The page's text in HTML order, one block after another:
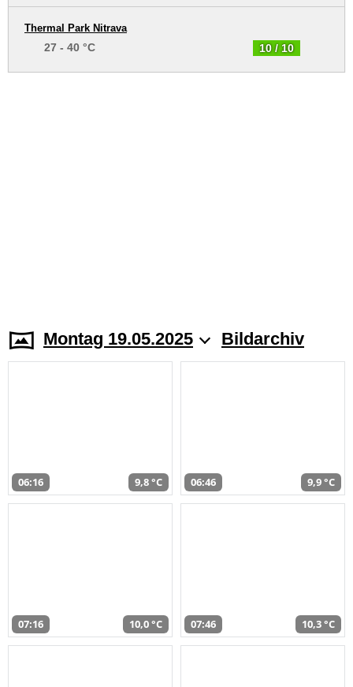
10 / 10
Thermal Park Nitrava
27 - 40 °C
Montag 19.05.2025 Bildarchiv
06:16 9,8 °C 06:46 9,9 °C
07:16 10,0 °C 07:46 10,3 °C